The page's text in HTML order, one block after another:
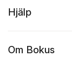
Hjälp
Om Bokus